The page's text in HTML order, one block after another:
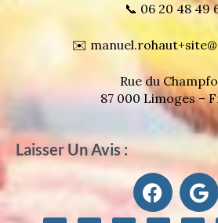
📞 06 20 48 49
✉️
Rue du
87 000 Limoges –
Laisser Un Avis :
F
a
G
o